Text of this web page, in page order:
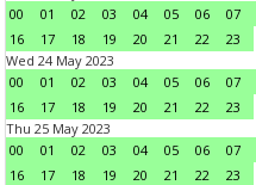
00
01 02 03 04 05 06 07
16
17 18 19 20 21 22
23
Wed 24 May 2023
00
01 02 03 04 05 06 07
16
17 18 19 20 21 22
23
Thu 25 May 2023
00
01 02 03 04 05 06 07
16
17 18 19 20 21 22
23